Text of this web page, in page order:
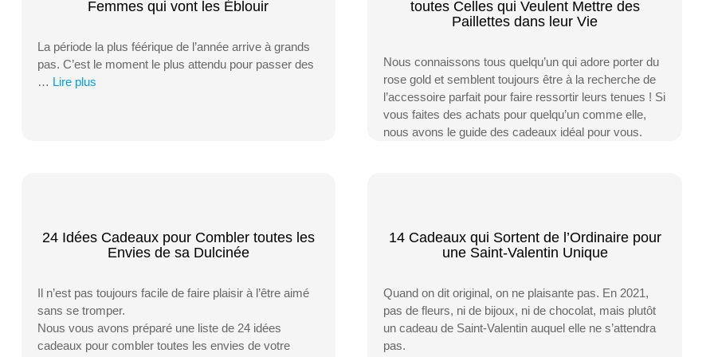
Femmes qui vont les Éblouir
La période la plus féérique de l’année arrive à grands
pas. C’est le moment le plus attendu pour passer des
… Lire plus
toutes Celles qui Veulent Mettre des
Paillettes dans leur Vie
Nous connaissons tous quelqu’un qui adore porter du
rose gold et semblent toujours être à la recherche de
l’accessoire parfait pour faire ressortir leurs tenues ! Si
vous faites des achats pour quelqu’un comme elle,
nous avons le guide des cadeaux idéal pour vous.
24 Idées Cadeaux pour Combler toutes les
Envies de sa Dulcinée
Il n’est pas toujours facile de faire plaisir à l’être aimé
sans se tromper.
Nous vous avons préparé une liste de 24 idées
cadeaux pour combler toutes les envies de votre
14 Cadeaux qui Sortent de l’Ordinaire pour
une Saint-Valentin Unique
Quand on dit original, on ne plaisante pas. En 2021,
pas de fleurs, ni de bijoux, ni de chocolat, mais plutôt
un cadeau de Saint-Valentin auquel elle ne s’attendra
pas.